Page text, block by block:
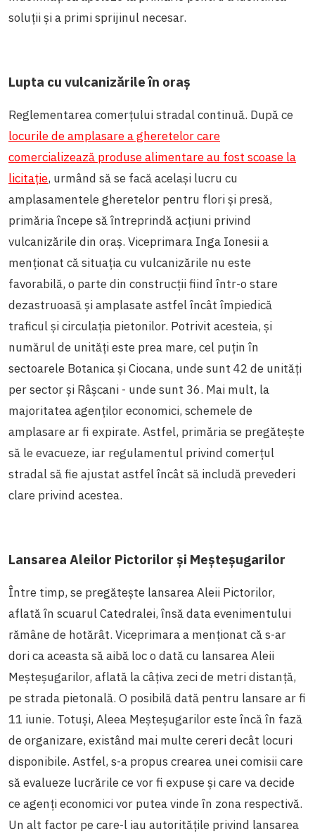
soluții și a primi sprijinul necesar.
Lupta cu vulcanizările în oraș
Reglementarea comerțului stradal continuă. După ce
locurile de amplasare a gheretelor care
comercializează produse alimentare au fost scoase la
licitație, urmând să se facă același lucru cu
amplasamentele gheretelor pentru flori și presă,
primăria începe să întreprindă acțiuni privind
vulcanizările din oraș. Viceprimara Inga Ionesii a
menționat că situația cu vulcanizările nu este
favorabilă, o parte din construcții fiind într-o stare
dezastruoasă și amplasate astfel încât împiedică
traficul și circulația pietonilor. Potrivit acesteia, și
numărul de unități este prea mare, cel puțin în
sectoarele Botanica și Ciocana, unde sunt 42 de unități
per sector și Râșcani - unde sunt 36. Mai mult, la
majoritatea agenților economici, schemele de
amplasare ar fi expirate. Astfel, primăria se pregătește
să le evacueze, iar regulamentul privind comerțul
stradal să fie ajustat astfel încât să includă prevederi
clare privind acestea.
Lansarea Aleilor Pictorilor și Meșteșugarilor
Între timp, se pregătește lansarea Aleii Pictorilor,
aflată în scuarul Catedralei, însă data evenimentului
rămâne de hotărât. Viceprimara a menționat că s-ar
dori ca aceasta să aibă loc o dată cu lansarea Aleii
Meșteșugarilor, aflată la câțiva zeci de metri distanță,
pe strada pietonală. O posibilă dată pentru lansare ar fi
11 iunie. Totuși, Aleea Meșteșugarilor este încă în fază
de organizare, existând mai multe cereri decât locuri
disponibile. Astfel, s-a propus crearea unei comisii care
să evalueze lucrările ce vor fi expuse și care va decide
ce agenți economici vor putea vinde în zona respectivă.
Un alt factor pe care-l iau autoritățile privind lansarea